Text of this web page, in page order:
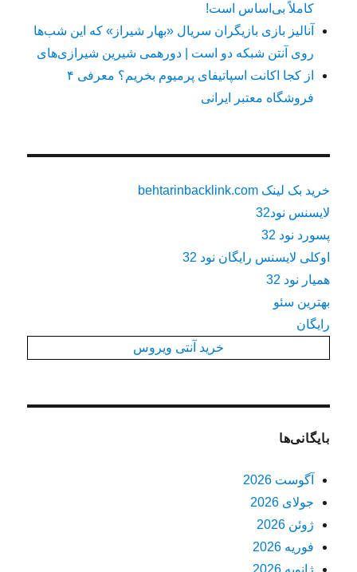
کاملاً بی‌اساس است!
آنالیز بازی بازیگران سریال «بهار شیراز» که این شب‌ها
روی آنتن شبکه دو است | دورهمی شیرین شیرازی‌های
از کجا اکانت اسپاتیفای پرمیوم بخریم؟ معرفی ۴
فروشگاه معتبر ایرانی
خرید بک لینک behtarinbacklink.com
لایسنس نود32
پسورد نود 32
اوکلی لایسنس رایگان نود 32
همیار نود 32
بهترین سئو
رایگان
خرید آنتی ویروس
بایگانی‌ها
آگوست 2026
جولای 2026
ژوئن 2026
فوریه 2026